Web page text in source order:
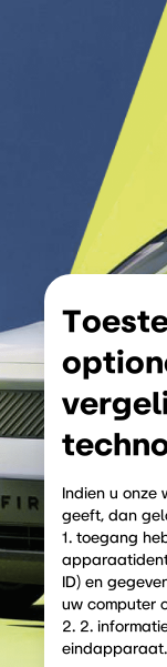
Indien u onze
geeft, dan
1. toegang
ID) en
uw computer
2. 2.
eindapparaat.